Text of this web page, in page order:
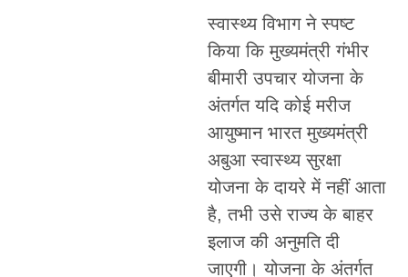
स्वास्थ्य विभाग ने स्पष्ट
किया कि मुख्यमंत्री गंभीर
बीमारी उपचार योजना के
अंतर्गत यदि कोई मरीज
आयुष्मान भारत मुख्यमंत्री
अबुआ स्वास्थ्य सुरक्षा
योजना के दायरे में नहीं आता
है, तभी उसे राज्य के बाहर
इलाज की अनुमति दी
जाएगी। योजना के अंतर्गत